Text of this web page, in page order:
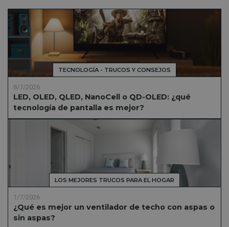
TECNOLOGÍA - TRUCOS Y CONSEJOS
8/7/2026
LED, OLED, QLED, NanoCell o QD-OLED: ¿qué
tecnología de pantalla es mejor?
LOS MEJORES TRUCOS PARA EL HOGAR
1/7/2026
¿Qué es mejor un ventilador de techo con aspas o
sin aspas?